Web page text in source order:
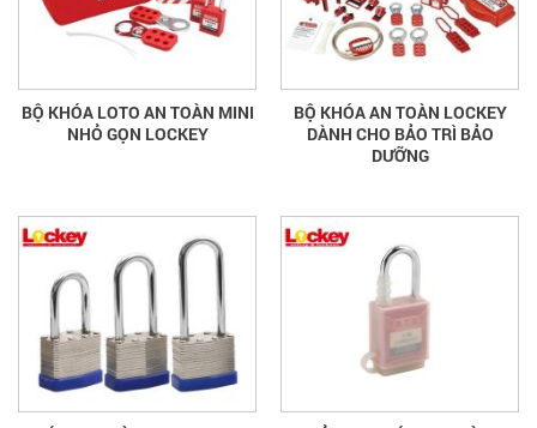
BỘ KHÓA LOTO AN TOÀN MINI
NHỎ GỌN LOCKEY
BỘ KHÓA AN TOÀN LOCKEY
DÀNH CHO BẢO TRÌ BẢO
DƯỠNG